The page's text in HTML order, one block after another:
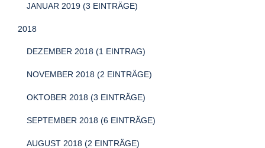
JANUAR 2019 (3 EINTRÄGE)
2018
DEZEMBER 2018 (1 EINTRAG)
NOVEMBER 2018 (2 EINTRÄGE)
OKTOBER 2018 (3 EINTRÄGE)
SEPTEMBER 2018 (6 EINTRÄGE)
AUGUST 2018 (2 EINTRÄGE)